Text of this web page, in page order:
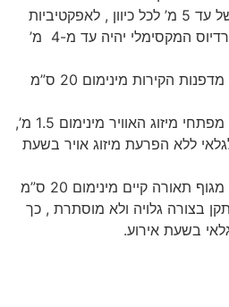
הגלאי קולט ברדיוס של עד 5 מ’ לכל כיוון , לאפקטיביות
יעילה יותר מומלץ שהרדיוס המקסימלי יהיה עד מ-4 מ’
יש להרחיק את הגלאי מדפנות הקירות מינימום 20 ס”מ
יש להרחיק את הגלאי מפתחי מיזוג האוויר מינימום 1.5 מ’,
ללא הפרעת מיזוג אויר בשעת
תאורה קיים מינימום 20 ס”מ
בצורה גלויה ולא מוסתרת , כך
בשעת אירוע.